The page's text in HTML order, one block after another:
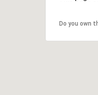
Do you own